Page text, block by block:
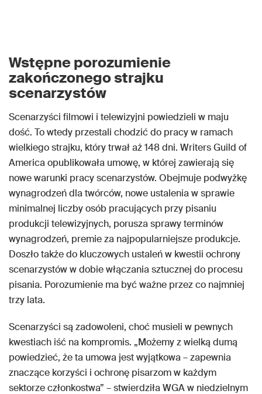
Wstępne porozumienie
zakończonego strajku
scenarzystów
Scenarzyści filmowi i telewizyjni powiedzieli w maju
dość. To wtedy przestali chodzić do pracy w ramach
wielkiego strajku, który trwał aż 148 dni. Writers Guild of
America opublikowała umowę, w której zawierają się
nowe warunki pracy scenarzystów. Obejmuje podwyżkę
wynagrodzeń dla twórców, nowe ustalenia w sprawie
minimalnej liczby osób pracujących przy pisaniu
produkcji telewizyjnych, porusza sprawy terminów
wynagrodzeń, premie za najpopularniejsze produkcje.
Doszło także do kluczowych ustaleń w kwestii ochrony
scenarzystów w dobie włączania sztucznej do procesu
pisania. Porozumienie ma być ważne przez co najmniej
trzy lata.
Scenarzyści są zadowoleni, choć musieli w pewnych
kwestiach iść na kompromis. „Możemy z wielką dumą
powiedzieć, że ta umowa jest wyjątkowa – zapewnia
znaczące korzyści i ochronę pisarzom w każdym
sektorze członkostwa” – stwierdziła WGA w niedzielnym